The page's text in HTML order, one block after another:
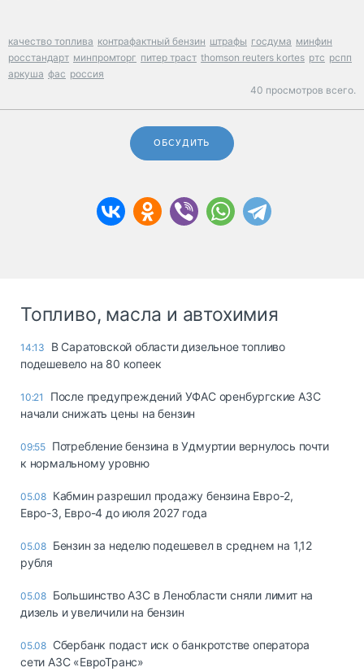
качество топлива контрафактный бензин штрафы госдума минфин
росстандарт минпромторг питер траст thomson reuters kortes ртс рспп
аркуша фас россия
40 просмотров всего.
ОБСУДИТЬ
Топливо, масла и автохимия
14:13
В Саратовской области дизельное топливо
подешевело на 80 копеек
10:21
После предупреждений УФАС оренбургские АЗС
начали снижать цены на бензин
09:55 Потребление бензина в Удмуртии вернулось почти
к нормальному уровню
05.08 Кабмин разрешил продажу бензина Евро-2,
Евро-3, Евро-4 до июля 2027 года
05.08 Бензин за неделю подешевел в среднем на 1,12
рубля
05.08 Большинство АЗС в Ленобласти сняли лимит на
дизель и увеличили на бензин
05.08 Сбербанк подаст иск о банкротстве оператора
сети АЗС «ЕвроТранс»